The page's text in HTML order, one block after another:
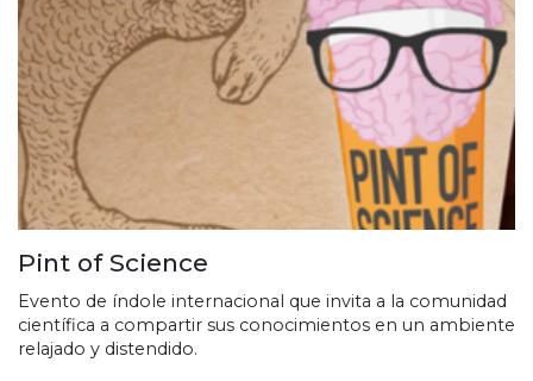
Pint of Science
Evento de índole internacional que invita a la comunidad
científica a compartir sus conocimientos en un ambiente
relajado y distendido.